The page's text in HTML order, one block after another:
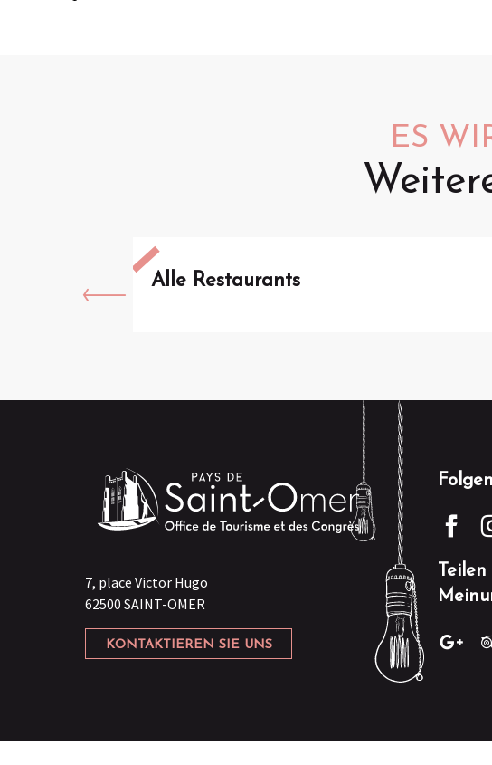
ES
Alle Restaurants
7, place Victor Hugo
62500 SAINT-OMER
KONTAKTIEREN SIE UNS